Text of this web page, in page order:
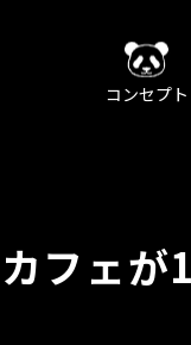
コンセプト
フェが